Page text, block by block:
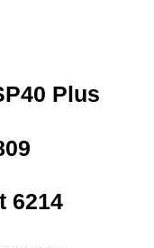
Plus
6214